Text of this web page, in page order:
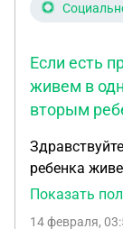
Если есть
живем в
вторым
ребенка
вторым
Показать
14 февраля,